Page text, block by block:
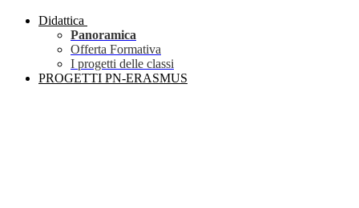
Didattica
Panoramica
Offerta Formativa
I progetti delle classi
PROGETTI PN-ERASMUS